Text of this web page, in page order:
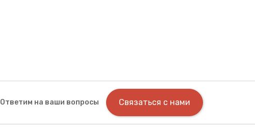
Ответим на ваши вопросы Связаться с нами